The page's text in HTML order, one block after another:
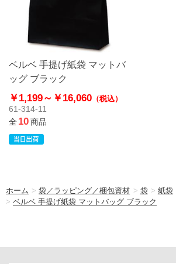
ベルベ 手提げ紙袋 マットバ
ッグ ブラック
￥1,199～ ￥16,060 （税込）
61-314-11
全10商品
ホーム >袋／ラッピング／梱包資材 > 袋 > 紙袋
> ベルベ 手提げ紙袋 マットバッグ ブラック